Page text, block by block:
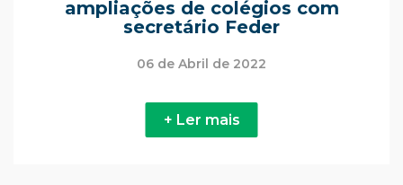
ampliações de colégios com
secretário Feder
06 de Abril de 2022
+ Ler mais